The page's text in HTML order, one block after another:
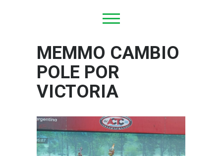
MEMMO CAMBIO
POLE POR
VICTORIA